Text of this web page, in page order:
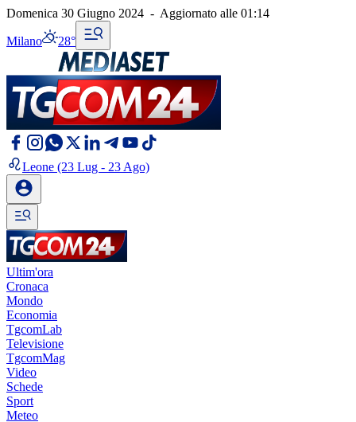
Domenica 30 Giugno 2024 - Aggiornato alle 01:14
Milano 28°
Leone (23 Lug - 23 Ago)
Ultim'ora
Cronaca
Mondo
Economia
TgcomLab
Televisione
TgcomMag
Video
Schede
Sport
Meteo